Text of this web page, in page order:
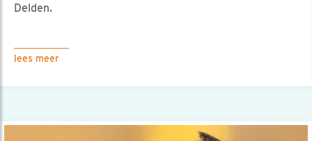
Delden.
lees meer